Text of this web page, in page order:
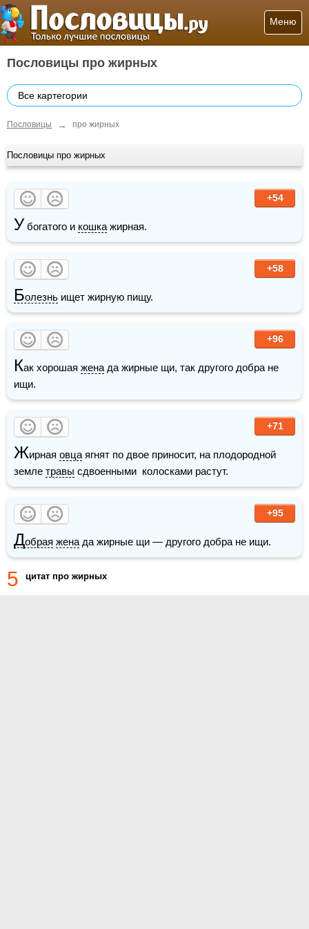
Меню
Пословицы про жирных
Все картегории
Пословицы → про жирных
Пословицы про жирных
+54
У богатого и кошка жирная.
+58
Болезнь ищет жирную пищу.
+96
Как хорошая жена да жирные щи, так другого добра не
ищи.
+71
Жирная овца ягнят по двое приносит, на плодородной
земле травы сдвоенными  колосками растут.
+95
Добрая жена да жирные щи — другого добра не ищи.
5 цитат про жирных